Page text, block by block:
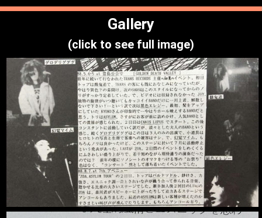
Gallery
(click to see full image)